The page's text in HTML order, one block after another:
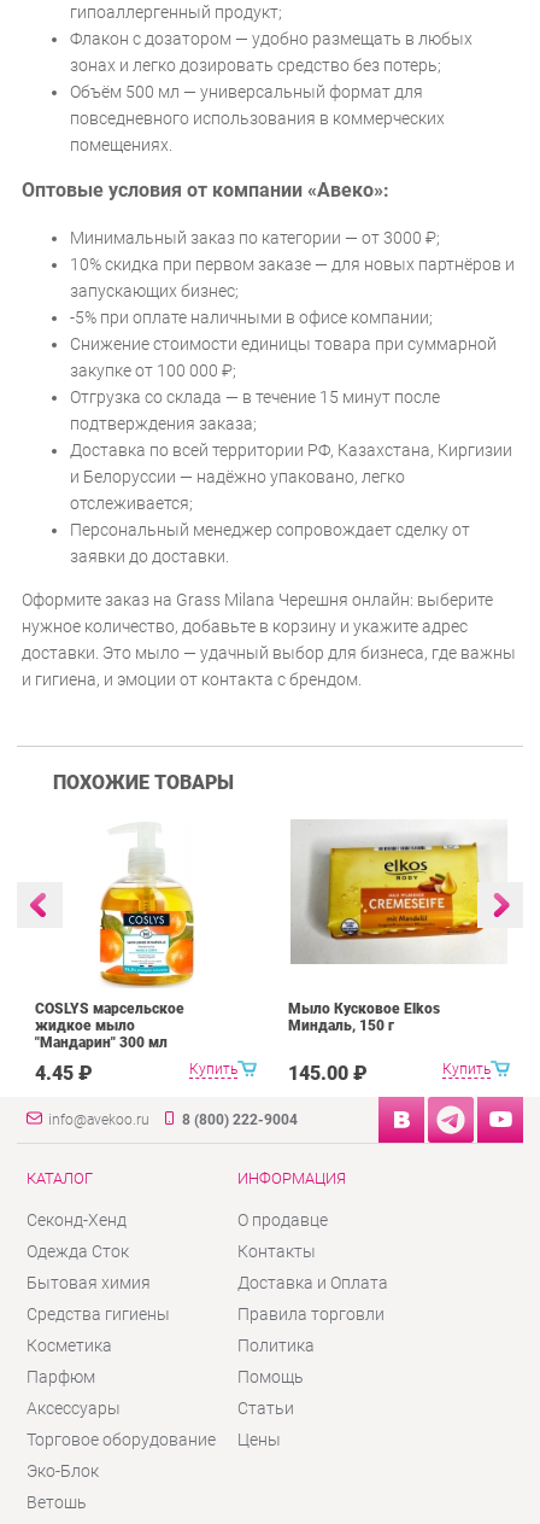
гипоаллергенный продукт;
Флакон с дозатором — удобно размещать в любых
зонах и легко дозировать средство без потерь;
Объём 500 мл — универсальный формат для
повседневного использования в коммерческих
помещениях.
Оптовые условия от компании «Авеко»:
Минимальный заказ по категории — от 3000 ₽;
10% скидка при первом заказе — для новых партнёров и
запускающих бизнес;
-5% при оплате наличными в офисе компании;
Снижение стоимости единицы товара при суммарной
закупке от 100 000 ₽;
Отгрузка со склада — в течение 15 минут после
подтверждения заказа;
Доставка по всей территории РФ, Казахстана, Киргизии
и Белоруссии — надёжно упаковано, легко
отслеживается;
Персональный менеджер сопровождает сделку от
заявки до доставки.
Оформите заказ на Grass Milana Черешня онлайн: выберите
нужное количество, добавьте в корзину и укажите адрес
доставки. Это мыло — удачный выбор для бизнеса, где важны
и гигиена, и эмоции от контакта с брендом.
ПОХОЖИЕ ТОВАРЫ
Купить
COSLYS марсельское
жидкое мыло
"Мандарин" 300 мл
4.45 ₽ Купить
Мыло Кусковое Elkos
Миндаль, 150 г
145.00 ₽
info@avekoo.ru 8 (800) 222-9004
КАТАЛОГ
Секонд-Хенд
Одежда Сток
Бытовая химия
Средства гигиены
Косметика
Парфюм
Аксессуары
Торговое оборудование
Эко-Блок
Ветошь
ИНФОРМАЦИЯ
О продавце
Контакты
Доставка и Оплата
Правила торговли
Политика
Помощь
Статьи
Цены